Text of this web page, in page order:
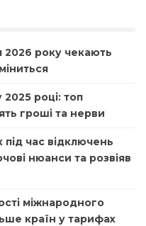
2026 року чекають
році: топ
гроші та нерви
під час відключень
нюанси та розвіяв
міжнародного
країн у тарифах